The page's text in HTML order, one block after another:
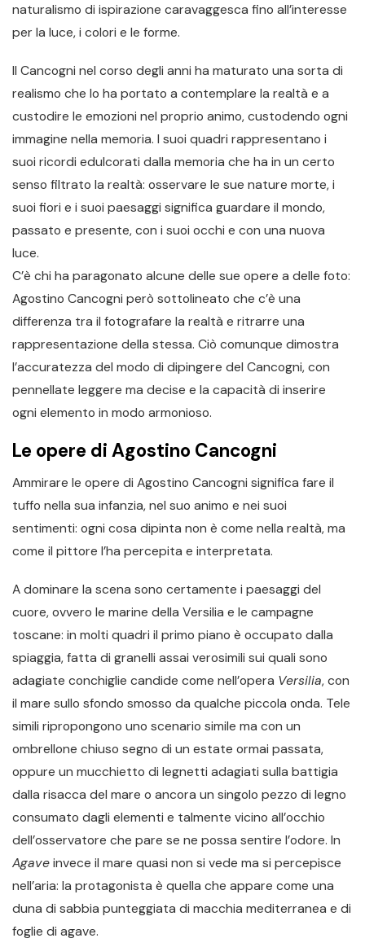
naturalismo di ispirazione caravaggesca fino all’interesse
per la luce, i colori e le forme.
Il Cancogni nel corso degli anni ha maturato una sorta di
realismo che lo ha portato a contemplare la realtà e a
custodire le emozioni nel proprio animo, custodendo ogni
immagine nella memoria. I suoi quadri rappresentano i
suoi ricordi edulcorati dalla memoria che ha in un certo
senso filtrato la realtà: osservare le sue nature morte, i
suoi fiori e i suoi paesaggi significa guardare il mondo,
passato e presente, con i suoi occhi e con una nuova
luce.
C’è chi ha paragonato alcune delle sue opere a delle foto:
Agostino Cancogni però sottolineato che c’è una
differenza tra il fotografare la realtà e ritrarre una
rappresentazione della stessa. Ciò comunque dimostra
l’accuratezza del modo di dipingere del Cancogni, con
pennellate leggere ma decise e la capacità di inserire
ogni elemento in modo armonioso.
Le opere di Agostino Cancogni
Ammirare le opere di Agostino Cancogni significa fare il
tuffo nella sua infanzia, nel suo animo e nei suoi
sentimenti: ogni cosa dipinta non è come nella realtà, ma
come il pittore l’ha percepita e interpretata.
A dominare la scena sono certamente i paesaggi del
cuore, ovvero le marine della Versilia e le campagne
toscane: in molti quadri il primo piano è occupato dalla
spiaggia, fatta di granelli assai verosimili sui quali sono
adagiate conchiglie candide come nell’opera Versilia, con
il mare sullo sfondo smosso da qualche piccola onda. Tele
simili ripropongono uno scenario simile ma con un
ombrellone chiuso segno di un estate ormai passata,
oppure un mucchietto di legnetti adagiati sulla battigia
dalla risacca del mare o ancora un singolo pezzo di legno
consumato dagli elementi e talmente vicino all’occhio
dell’osservatore che pare se ne possa sentire l’odore. In
Agaveinvece il mare quasi non si vede ma si percepisce
nell’aria: la protagonista è quella che appare come una
duna di sabbia punteggiata di macchia mediterranea e di
foglie di agave.